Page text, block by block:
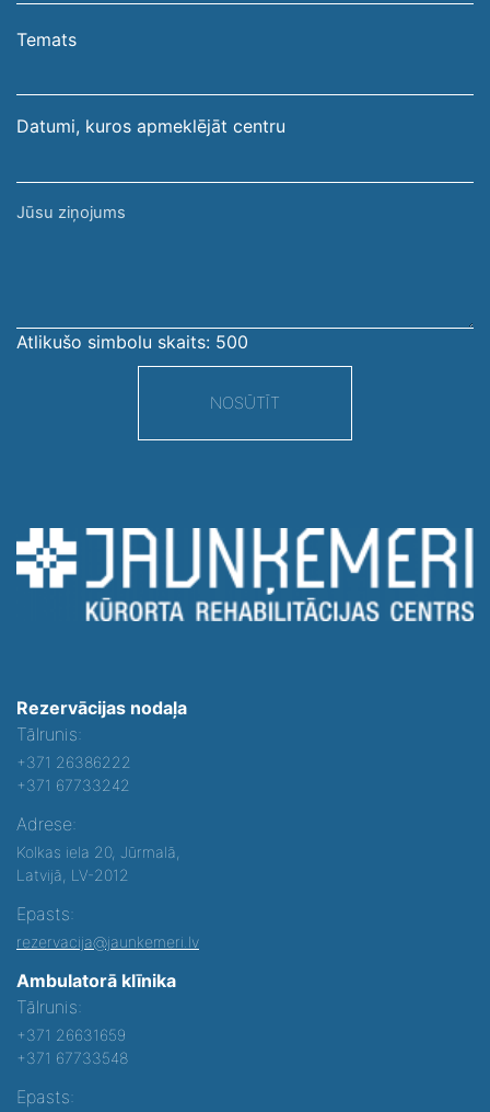
e-
pasta
Temats
Datumi, kuros apmeklējāt centru
Jūsu
Atlikušo simbolu skaits: 500
NOSŪTĪT
Rezervācijas nodaļa
Tālrunis:
+371 26386222
+371 67733242
Adrese:
Kolkas iela 20, Jūrmalā,
Latvijā, LV-2012
Epasts:
rezervacija@jaunkemeri.lv
Ambulatorā klīnika
Tālrunis:
+371 26631659
+371 67733548
Epasts: